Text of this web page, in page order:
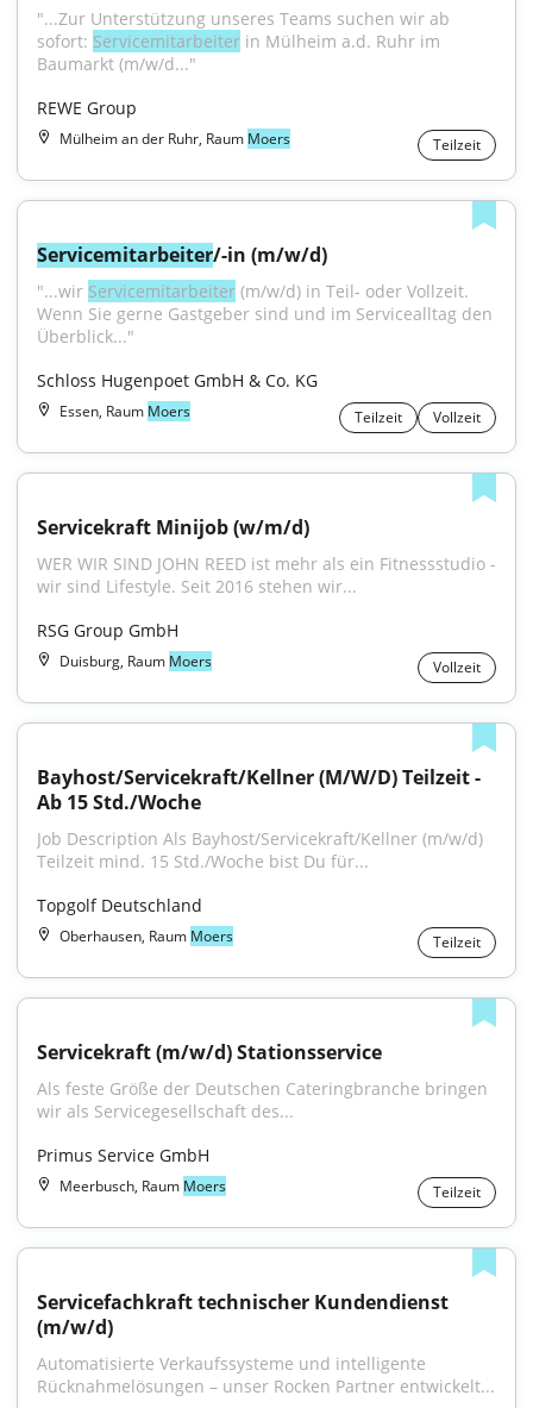
"...Zur Unterstützung unseres Teams suchen wir ab
sofort: Servicemitarbeiter in Mülheim a.d. Ruhr im
Baumarkt (m/w/d..."
REWE Group
Mülheim an der Ruhr, Raum Moers Teilzeit
Servicemitarbeiter/-in (m/w/d)
"...wir Servicemitarbeiter (m/w/d) in Teil- oder Vollzeit.
Wenn Sie gerne Gastgeber sind und im Servicealltag den
Überblick..."
Schloss Hugenpoet GmbH & Co. KG
Essen, Raum Moers Teilzeit Vollzeit
Servicekraft Minijob (w/m/d)
WER WIR SIND JOHN REED ist mehr als ein Fitnessstudio -
wir sind Lifestyle. Seit 2016 stehen wir...
RSG Group GmbH
Duisburg, Raum Moers Vollzeit
Bayhost/Servicekraft/Kellner (M/W/D) Teilzeit -
Ab 15 Std./Woche
Job Description Als Bayhost/Servicekraft/Kellner (m/w/d)
Teilzeit mind. 15 Std./Woche bist Du für...
Topgolf Deutschland
Oberhausen, Raum Moers Teilzeit
Servicekraft (m/w/d) Stationsservice
Als feste Größe der Deutschen Cateringbranche bringen
wir als Servicegesellschaft des...
Primus Service GmbH
Meerbusch, Raum Moers Teilzeit
Servicefachkraft technischer Kundendienst
(m/w/d)
Automatisierte Verkaufssysteme und intelligente
Rücknahmelösungen – unser Rocken Partner entwickelt...